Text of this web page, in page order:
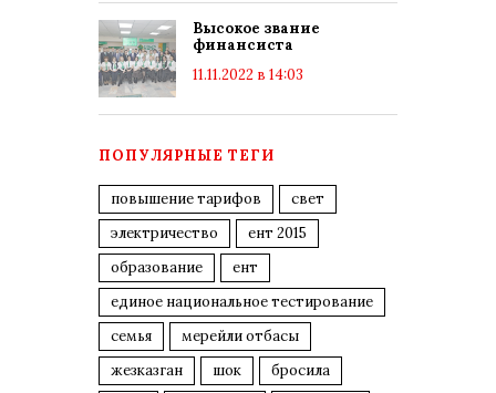
Высокое звание
финансиста
11.11.2022 в 14:03
ПОПУЛЯРНЫЕ ТЕГИ
повышение тарифов
свет
электричество
ент 2015
образование
ент
единое национальное тестирование
семья
мерейли отбасы
жезказган
шок бросила